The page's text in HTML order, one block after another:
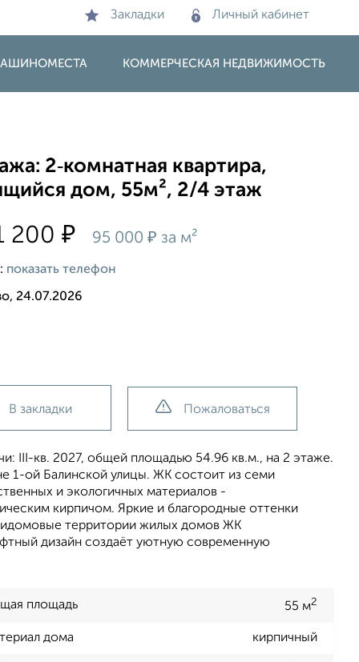
Закладки Личный кабинет
КОММЕРЧЕСКАЯ НЕДВИЖИМОСТЬ
2‑комнатная квартира,
дом, 55м², 2/4 этаж
200₽ 95 000₽ за м²
показать телефон
24.07.2026
В закладки Пожаловаться
III-кв. 2027, общей площадью 54.96 кв.м., на 2 этаже.
1-ой Балинской улицы. ЖК состоит из семи
и экологичных материалов -
кирпичом. Яркие и благородные оттенки
территории жилых домов ЖК
дизайн создаёт уютную современную
площадь 55 м2
дома кирпичный